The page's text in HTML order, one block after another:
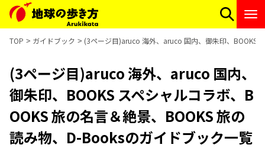
TOP ガイドブック (3ページ目)aruco 海外、aruco 国内、御朱印、BOOKS
(3ページ目)aruco 海外、aruco 国内、
御朱印、BOOKS スペシャルコラボ、B
OOKS 旅の名言＆絶景、BOOKS 旅の
読み物、D-Booksのガイドブック一覧